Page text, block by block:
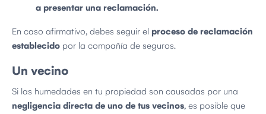
a presentar una reclamación.
En caso afirmativo, debes seguir el proceso de reclamación
establecido por la compañía de seguros.
Un vecino
Si las humedades en tu propiedad son causadas por una
negligencia directa de uno de tus vecinos, es posible que